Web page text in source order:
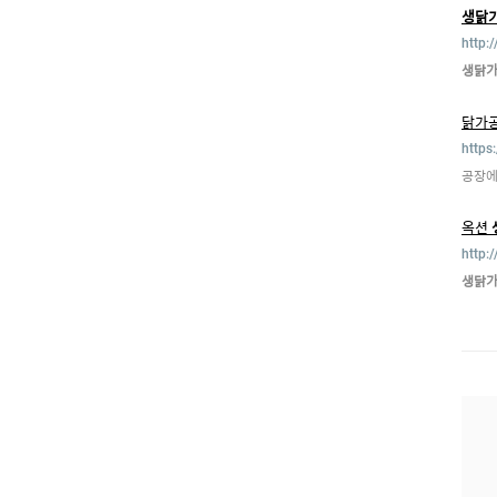
생닭
생닭
닭가
공장
옥션
생닭